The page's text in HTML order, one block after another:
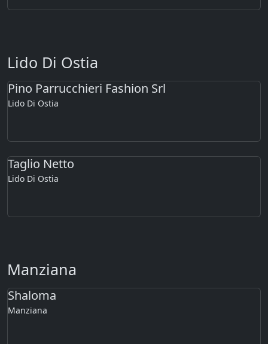
Lido Di Ostia
Pino Parrucchieri Fashion Srl
Lido Di Ostia
Taglio Netto
Lido Di Ostia
Manziana
Shaloma
Manziana